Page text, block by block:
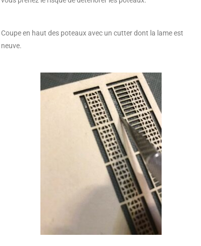
Coupe en haut des poteaux avec un cutter dont la lame est
neuve.